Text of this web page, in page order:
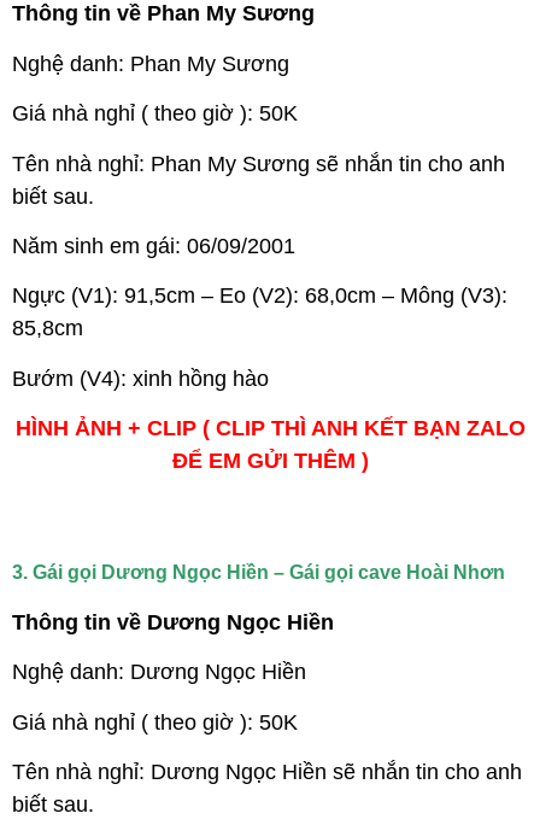
Thông tin về Phan My Sương
Nghệ danh: Phan My Sương
Giá nhà nghỉ ( theo giờ ): 50K
Tên nhà nghỉ: Phan My Sương sẽ nhắn tin cho anh
biết sau.
Năm sinh em gái: 06/09/2001
Ngực (V1): 91,5cm – Eo (V2): 68,0cm – Mông (V3):
85,8cm
Bướm (V4): xinh hồng hào
HÌNH ẢNH + CLIP ( CLIP THÌ ANH KẾT BẠN ZALO
ĐỂ EM GỬI THÊM )
3. Gái gọi Dương Ngọc Hiền – Gái gọi cave Hoài Nhơn
Thông tin về Dương Ngọc Hiền
Nghệ danh: Dương Ngọc Hiền
Giá nhà nghỉ ( theo giờ ): 50K
Tên nhà nghỉ: Dương Ngọc Hiền sẽ nhắn tin cho anh
biết sau.